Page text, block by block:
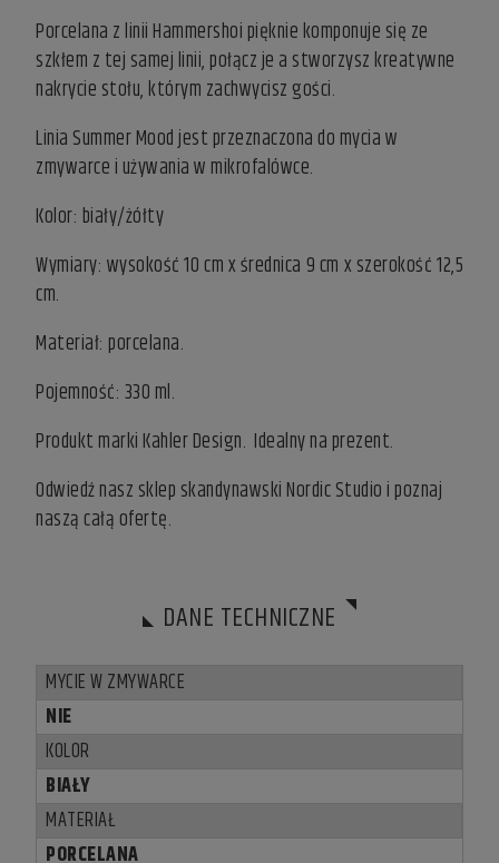
Porcelana z linii Hammershoi pięknie komponuje się ze
szkłem z tej samej linii, połącz je a stworzysz kreatywne
nakrycie stołu, którym zachwycisz gości.
Linia Summer Mood jest przeznaczona do mycia w
zmywarce i używania w mikrofalówce.
Kolor: biały/żółty
Wymiary: wysokość 10 cm x średnica 9 cm x szerokość 12,5
cm.
Materiał: porcelana.
Pojemność: 330 ml.
Produkt marki Kahler Design. Idealny na prezent.
Odwiedź nasz sklep skandynawski Nordic Studio i poznaj
naszą całą ofertę.
DANE TECHNICZNE
MYCIE W ZMYWARCE
NIE
KOLOR
BIAŁY
MATERIAŁ
PORCELANA